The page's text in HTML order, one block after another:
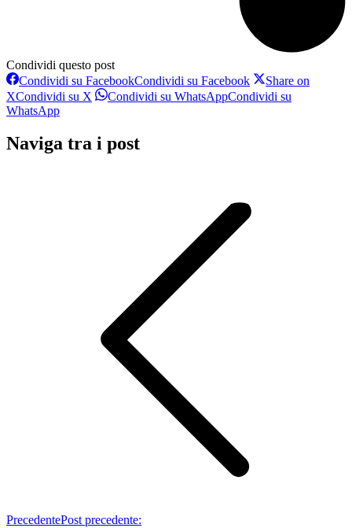
Condividi questo post
Condividi su FacebookCondividi su Facebook
Share on
XCondividi su X Condividi su WhatsAppCondividi su
WhatsApp
Naviga tra i post
PrecedentePost precedente: